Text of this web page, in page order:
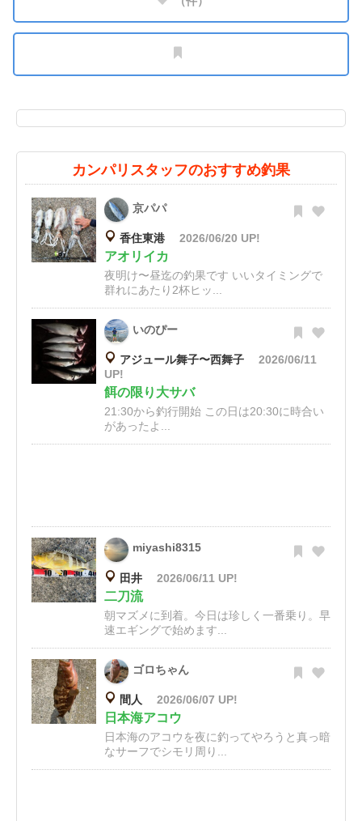
カンパリスタッフのおすすめ釣果
京パパ
香住東港 2026/06/20 UP!
アオリイカ
夜明け〜昼迄の釣果です いいタイミングで
群れにあたり2杯ヒッ...
いのぴー
アジュール舞子〜西舞子
2026/06/11
UP!
餌の限り大サバ
21:30から釣行開始 この日は20:30に時合い
があったよ...
miyashi8315
田井 2026/06/11 UP!
二刀流
朝マズメに到着。今日は珍しく一番乗り。早
速エギングで始めます...
ゴロちゃん
間人 2026/06/07 UP!
日本海アコウ
日本海のアコウを夜に釣ってやろうと真っ暗
なサーフでシモリ周り...